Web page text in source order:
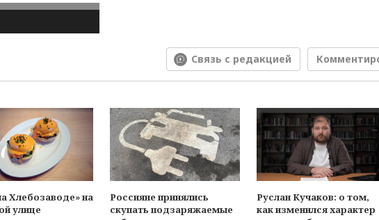
Связь с редакцией
Хлебозаводе» на
улице
Россияне принялись
скупать подзаряжаемые
Руслан Кучаков: о том,
как изменился характер